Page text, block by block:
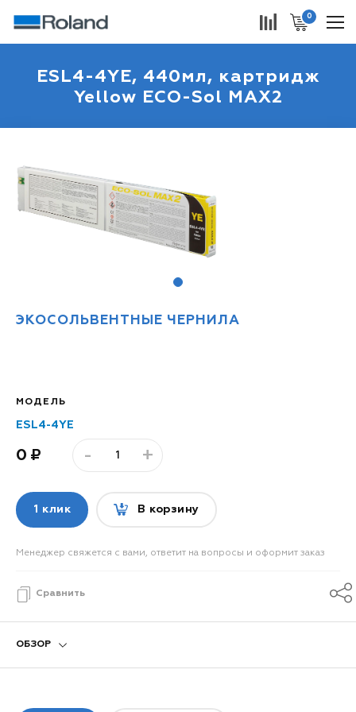
0
ESL4-4YE, 440мл, картридж
Yellow ECO-Sol MAX2
ЭКОСОЛЬВЕНТНЫЕ ЧЕРНИЛА
МОДЕЛЬ
ESL4-4YE
0 - +
1 клик В корзину
Менеджер свяжется с вами, ответит на вопросы и оформит заказ
Сравнить
ОБЗОР